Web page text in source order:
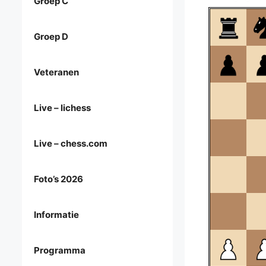
Groep D
Veteranen
Live – lichess
Live – chess.com
Foto’s 2026
Informatie
Programma